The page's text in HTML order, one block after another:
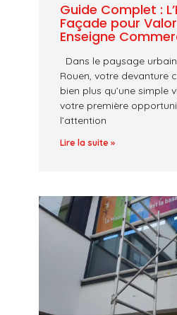
Guide Complet :
Façade pour
Enseigne
Dans le paysage
Rouen, votre devanture
bien plus qu’une simple
votre première
l’attention
Lire la suite »